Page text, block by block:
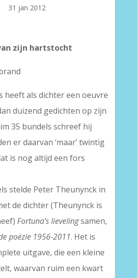
31 jan 2012
zijn hartstocht
heeft als dichter een oeuvre
duizend gedichten op zijn
35 bundels schreef hij
er daarvan ‘maar’ twintig
is nog altijd een fors
stelde Peter Theunynck in
de dichter (Theunynck is
Fortuna’s lievelingsamen,
poëzie 1956-2011. Het is
uitgave, die een kleine
waarvan ruim een kwart